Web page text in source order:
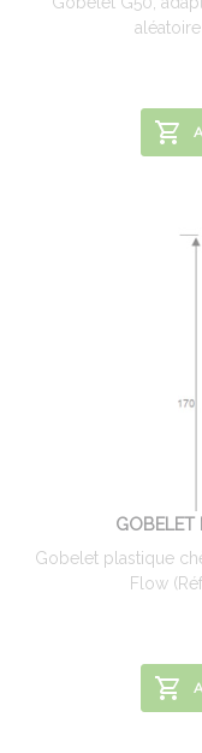
Gobelet plastique
Flow